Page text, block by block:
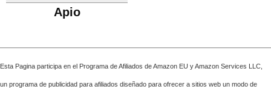
Apio
Esta Pagina participa en el Programa de Afiliados de Amazon EU y Amazon Services LLC,
un programa de publicidad para afiliados diseñado para ofrecer a sitios web un modo de